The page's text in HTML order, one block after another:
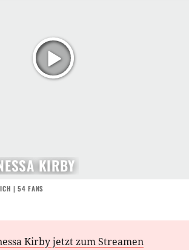
KIRBY
| 54 FANS
Kirby jetzt zum Streamen